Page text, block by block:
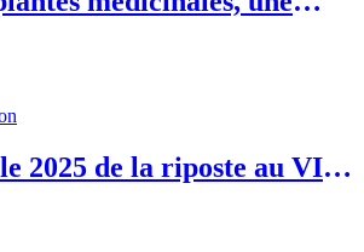
2025 de la riposte au VIH